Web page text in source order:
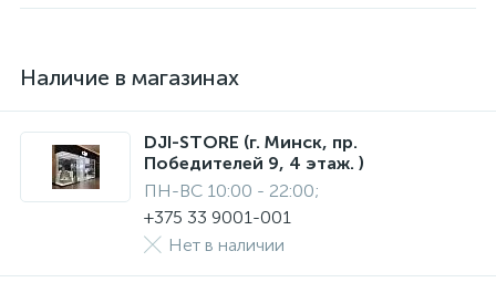
Наличие в магазинах
DJI-STORE (г. Минск, пр.
Победителей 9, 4 этаж. )
ПН-ВС 10:00 - 22:00;
+375 33 9001-001
Нет в наличии